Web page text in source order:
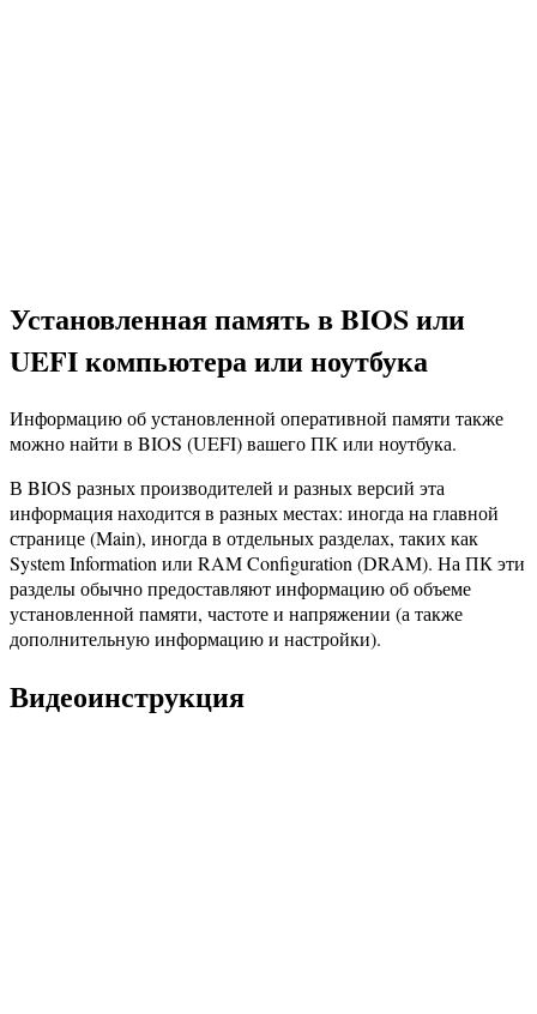
Установленная память в BIOS или
UEFI компьютера или ноутбука
Информацию об установленной оперативной памяти также
можно найти в BIOS (UEFI) вашего ПК или ноутбука.
В BIOS разных производителей и разных версий эта
информация находится в разных местах: иногда на главной
странице (Main), иногда в отдельных разделах, таких как
System Information или RAM Configuration (DRAM). На ПК эти
разделы обычно предоставляют информацию об объеме
установленной памяти, частоте и напряжении (а также
дополнительную информацию и настройки).
Видеоинструкция